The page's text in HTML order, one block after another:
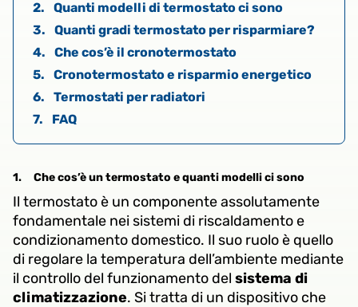
2.
Quanti modelli di termostato ci sono
3.
Quanti gradi termostato per risparmiare?
4.
Che cos’è il cronotermostato
5.
Cronotermostato e risparmio energetico
6.
Termostati per radiatori
7.
FAQ
1. Che cos’è un termostato e quanti modelli ci sono
Il termostato è un componente assolutamente
fondamentale nei sistemi di riscaldamento e
condizionamento domestico. Il suo ruolo è quello
di regolare la temperatura dell’ambiente mediante
il controllo del funzionamento del sistema di
climatizzazione. Si tratta di un dispositivo che